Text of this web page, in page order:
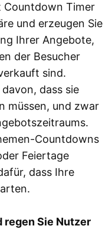
Countdown Timer
und erzeugen Sie
Ihrer Angebote,
der Besucher
sind.
dass sie
müssen, und zwar
Countdowns
Feiertage
dass Ihre
regen Sie Nutzer